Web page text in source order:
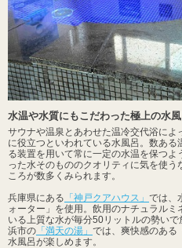
水温や水質にもこだわった極上の水
サウナや温泉とあわせた温冷交代浴に
に役立つといわれている水風呂。数あ
る装置を用いて常に一定の水温を保つ
った水そのもののクオリティに気を使
ころが数多くみられます。
兵庫県にある 「神戸クアハウス」 では、
ォーター」を使用。飲用のナチュラル
いる上質な水が毎分50リットルの勢い
浜市の 「満天の湯」 では、爽快感のある
水風呂が楽しめます。